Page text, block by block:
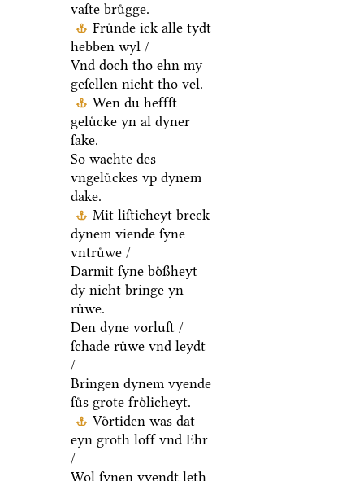
vaſte bruͤgge.
Fruͤnde ick alle tydt
hebben wyl /
Vnd doch tho ehn my
geſellen nicht tho vel.
Wen du heffſt
geluͤcke yn al dyner
ſake.
So wachte des
vngeluͤckes vp dynem
dake.
Mit liſticheyt breck
dynem viende ſyne
vntruͤwe /
Darmit ſyne boͤßheyt
dy nicht bringe yn
ruͤwe.
Den dyne vorluſt /
ſchade ruͤwe vnd leydt
/
Bringen dynem vyende
ſuͤs grote froͤlicheyt.
Voͤrtiden was dat
eyn groth loff vnd Ehr
/
Wol ſynen vyendt leth